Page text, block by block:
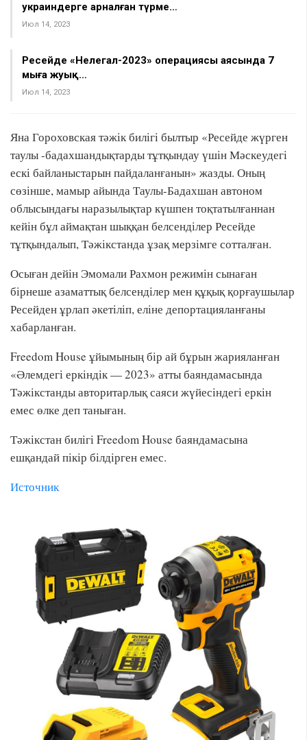
украиндерге арналған түрме…
Июл 14, 2023
Ресейде «Нелегал-2023» операциясы аясында 7
мыңға жуық…
Июл 14, 2023
Яна Гороховская тәжік билігі былтыр «Ресейде жүрген
таулы -бадахшандықтарды тұтқындау үшін Мәскеудегі
ескі байланыстарын пайдаланғанын» жазды. Оның
сөзінше, мамыр айында Таулы-Бадахшан автоном
облысындағы наразылықтар күшпен тоқтатылғаннан
кейін бұл аймақтан шыққан белсенділер Ресейде
тұтқындалып, Тәжікстанда ұзақ мерзімге сотталған.
Осыған дейін Эмомали Рахмон режимін сынаған
бірнеше азаматтық белсенділер мен құқық қорғаушылар
Ресейден ұрлап әкетіліп, еліне депортацияланғаны
хабарланған.
Freedom House ұйымының бір ай бұрын жарияланған
«Әлемдегі еркіндік — 2023» атты баяндамасында
Тәжікстанды авторитарлық саяси жүйесіндегі еркін
емес өлке деп таныған.
Тәжікстан билігі Freedom House баяндамасына
ешқандай пікір білдірген емес.
Источник